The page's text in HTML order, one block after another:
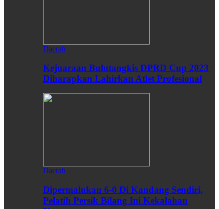
Daerah
Kejuaraan Bulutangkis DPRD Cup 2023
Diharapkan Lahirkan Atlet Profesional
Daerah
Dipermalukan 6-0 Di Kandang Sendiri,
Pelatih Persik Bilang Ini Kekalahan